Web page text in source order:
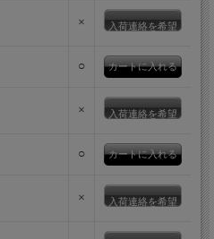
× 入荷連絡を希望
○
× 入荷連絡を希望
○
× 入荷連絡を希望